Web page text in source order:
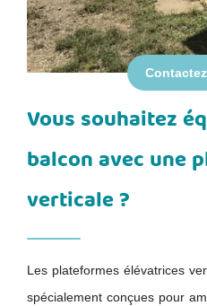
Vous souhaitez
balcon avec une
verticale ?
Les plateformes élévatrices
spécialement conçues pour